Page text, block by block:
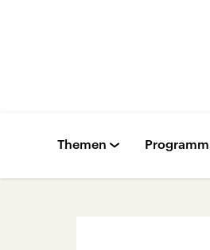
Themen Programm